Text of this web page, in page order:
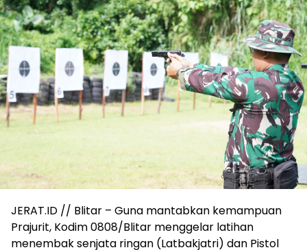
JERAT.ID // Blitar – Guna mantabkan kemampuan
Prajurit, Kodim 0808/Blitar menggelar latihan
menembak senjata ringan (Latbakjatri) dan Pistol